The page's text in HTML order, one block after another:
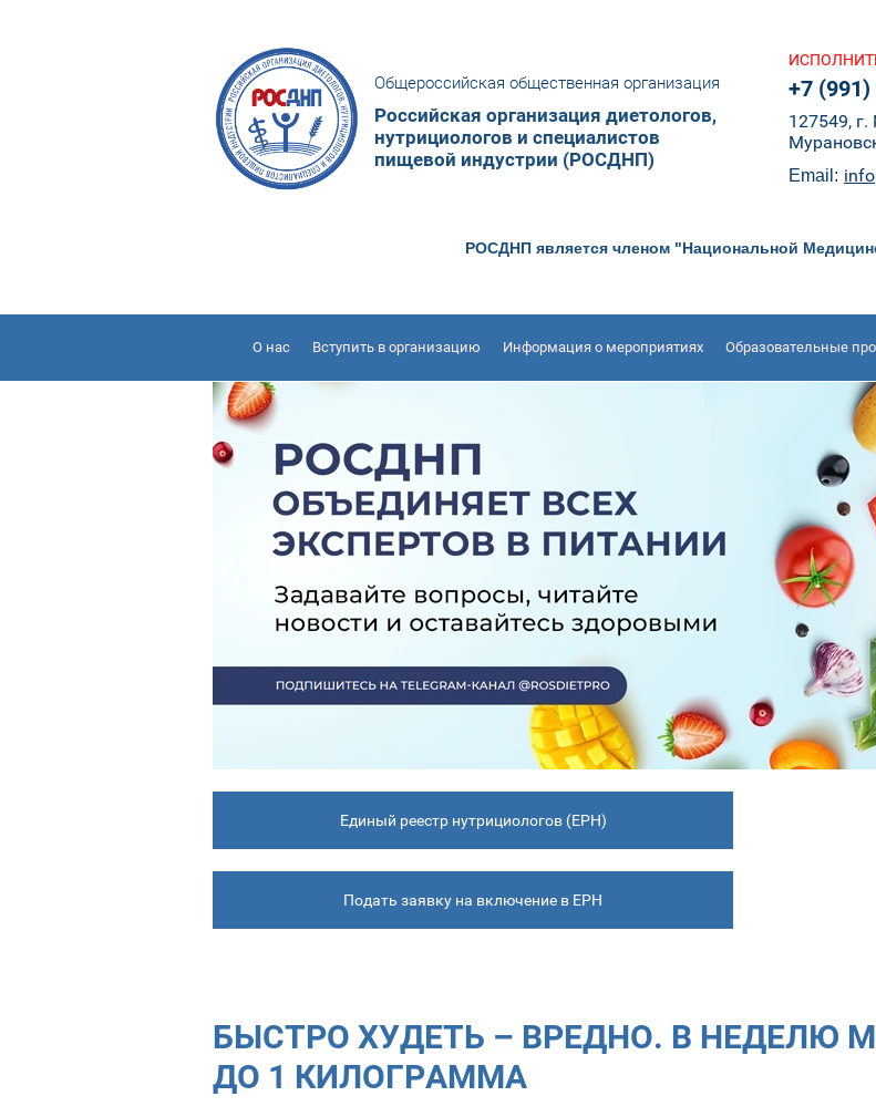
Российская организация диетологов,
нутрициологов и специалистов
пищевой индустрии (РОСДНП)
Общероссийская общественная организация +7
127549,
Email:
РОСДНП является членом "Национальной
О нас Вступить в организацию Информация о мероприятиях Образовательные
Единый реестр нутрициологов (ЕРН)
Подать заявку на включение в ЕРН
БЫСТРО ХУДЕТЬ – ВРЕДНО. В НЕДЕЛЮ
ДО 1 КИЛОГРАММА